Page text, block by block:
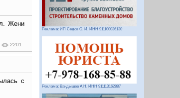
Жени
2201
с
Реклама: ИП Седов О. И. ИНН 911100036130
Реклама: Вандышев А.Н. ИНН 911113162887